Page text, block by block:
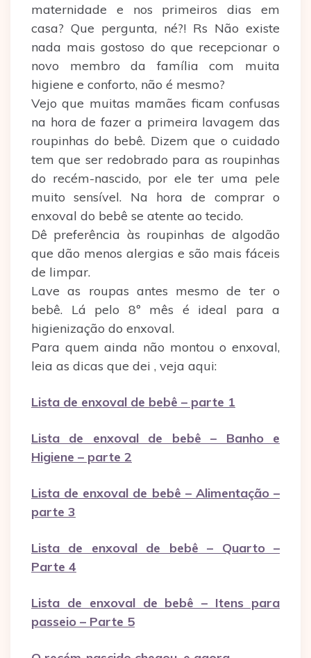
maternidade e nos primeiros dias em
casa? Que pergunta, né?! Rs Não existe
nada mais gostoso do que recepcionar o
novo membro da família com muita
higiene e conforto, não é mesmo?
Vejo que muitas mamães ficam confusas
na hora de fazer a primeira lavagem das
roupinhas do bebê. Dizem que o cuidado
tem que ser redobrado para as roupinhas
do recém-nascido, por ele ter uma pele
muito sensível. Na hora de comprar o
enxoval do bebê se atente ao tecido.
Dê preferência às roupinhas de algodão
que dão menos alergias e são mais fáceis
de limpar.
Lave as roupas antes mesmo de ter o
bebê. Lá pelo 8º mês é ideal para a
higienização do enxoval.
Para quem ainda não montou o enxoval,
leia as dicas que dei , veja aqui:
Lista de enxoval de bebê – parte 1
Lista de enxoval de bebê – Banho e
Higiene – parte 2
Lista de enxoval de bebê – Alimentação –
parte 3
Lista de enxoval de bebê – Quarto –
Parte 4
Lista de enxoval de bebê – Itens para
passeio – Parte 5